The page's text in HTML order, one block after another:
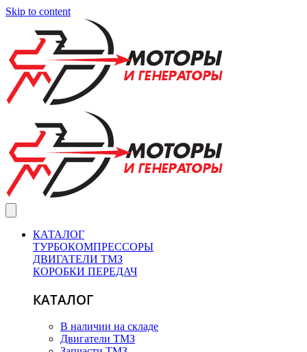
Skip to content
КАТАЛОГ
ТУРБОКОМПРЕССОРЫ
ДВИГАТЕЛИ ТМЗ
КОРОБКИ ПЕРЕДАЧ
КАТАЛОГ
В наличии на складе
Двигатели ТМЗ